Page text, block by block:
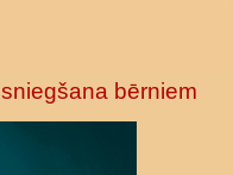
bērniem